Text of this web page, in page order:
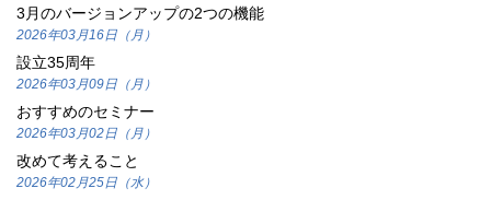
3月のバージョンアップの2つの機能
2026年03月16日（月）
設立35周年
2026年03月09日（月）
おすすめのセミナー
2026年03月02日（月）
改めて考えること
2026年02月25日（水）